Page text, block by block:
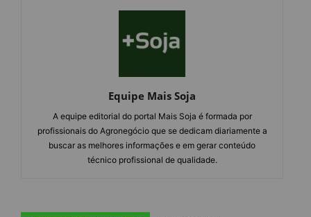
Equipe Mais Soja
A equipe editorial do portal Mais Soja é formada por
profissionais do Agronegócio que se dedicam diariamente a
buscar as melhores informações e em gerar conteúdo
técnico profissional de qualidade.